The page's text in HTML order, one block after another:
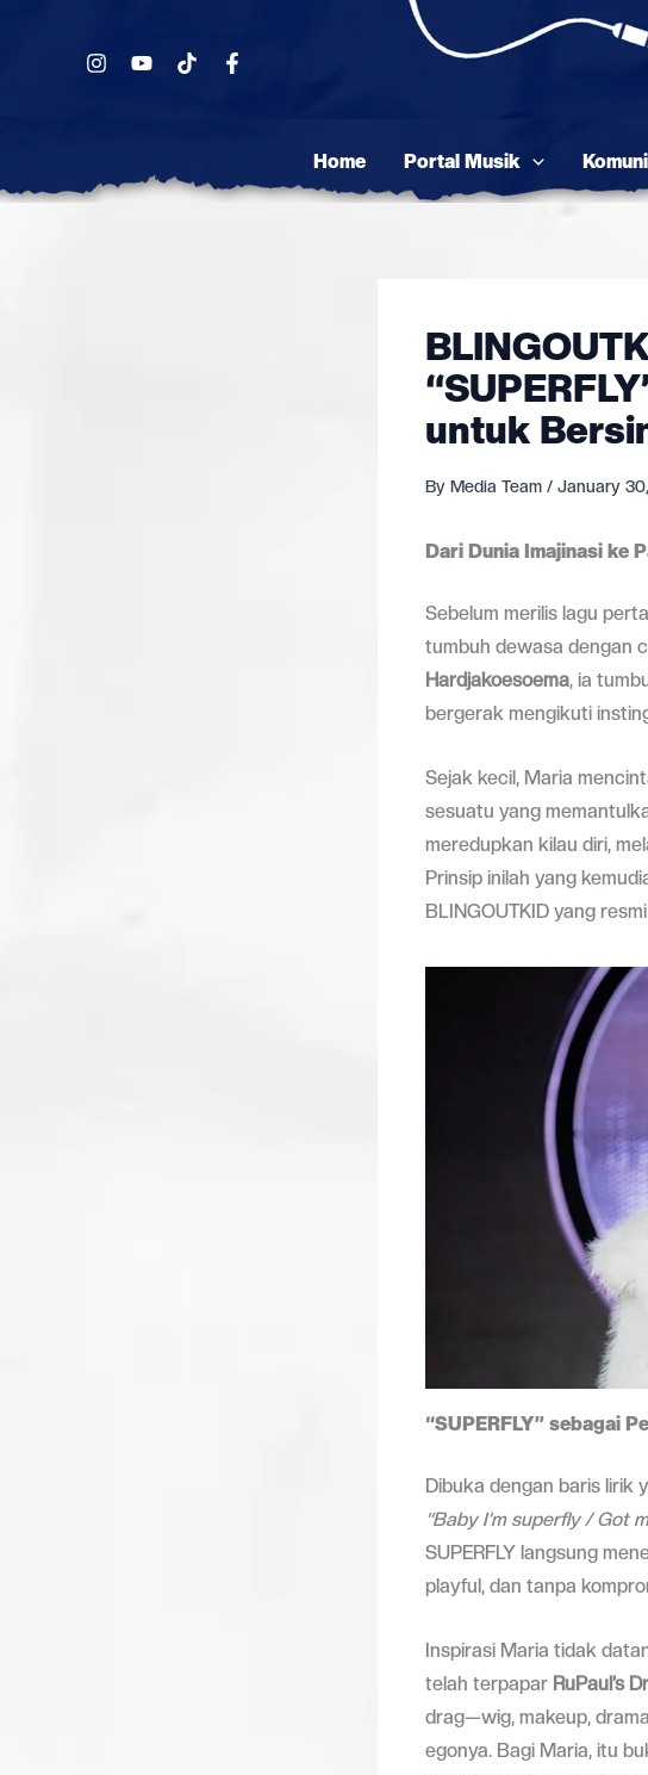
Home Portal Musik
untuk
By Media Team / January
Dari Dunia Imajinasi ke
Sebelum merilis lagu
tumbuh dewasa dengan
Hardjakoesoema, ia
bergerak mengikuti
Sejak kecil, Maria
sesuatu yang
meredupkan kilau diri,
Prinsip inilah yang
BLINGOUTKID yang
“SUPERFLY” sebagai
Dibuka dengan baris lirik
“Baby I’m superfly / Got
SUPERFLY langsung
playful, dan tanpa
Inspirasi Maria tidak
telah terpapar RuPaul’s
drag—wig, makeup,
egonya. Bagi Maria, itu